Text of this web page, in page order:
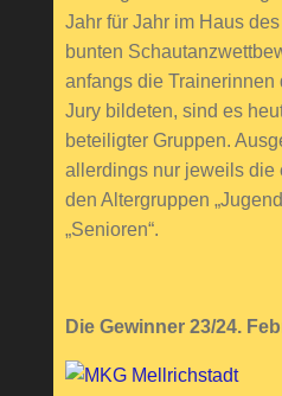
Jahr für Jahr im Haus
bunten
anfangs die Trainerinnen
Jury bildeten, sind es
beteiligter Gruppen.
allerdings nur jeweils die
den Altergruppen
„Senioren“.
Die Gewinner 23/24.